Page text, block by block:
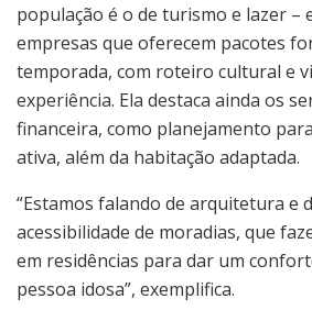
população é o de turismo e lazer –
empresas que oferecem pacotes
temporada, com roteiro cultural e
experiência. Ela destaca ainda os
financeira, como planejamento
ativa, além da habitação adaptada.
“Estamos falando de arquitetura e
acessibilidade de moradias, que
em residências para dar um
pessoa idosa”, exemplifica.